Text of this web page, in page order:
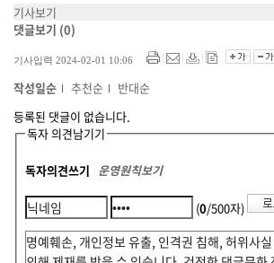
기사보기
댓글보기 (0)
기사입력 2024-02-01 10:06
작성일순 추천순
반대순
등록된 댓글이 없습니다.
독자 의견남기기
독자의견쓰기 운영원칙보기
(0/500자)